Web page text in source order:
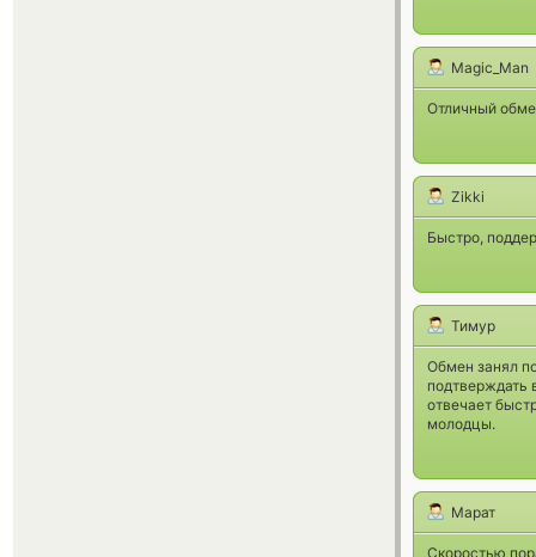
Magic_Man
Отличный
Zikki
Быстро,
Тимур
Обмен занял
подтверждать
отвечает
молодцы.
Марат
Скоростью